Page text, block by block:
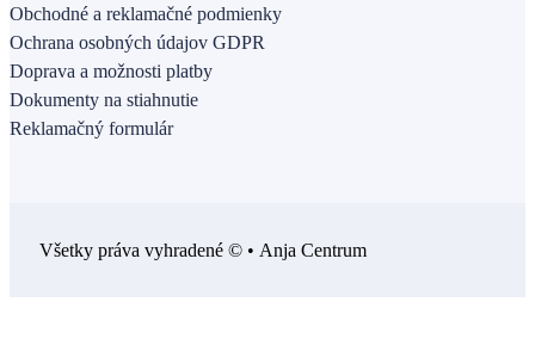
Obchodné a reklamačné podmienky
Ochrana osobných údajov GDPR
Doprava a možnosti platby
Dokumenty na stiahnutie
Reklamačný formulár
Všetky práva vyhradené © • Anja Centrum